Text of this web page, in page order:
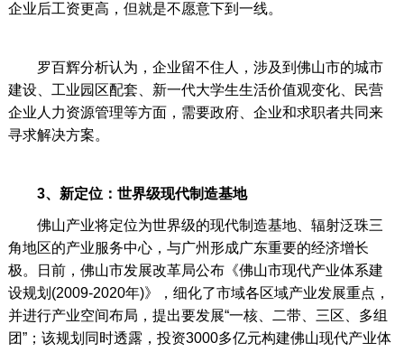
企业后工资更高，但就是不愿意下到一线。
罗百辉分析认为，企业留不住人，涉及到佛山市的城市
建设、工业园区配套、新一代大学生生活价值观变化、民营
企业人力资源管理等方面，需要政府、企业和求职者共同来
寻求解决方案。
3、新定位：世界级现代制造基地
佛山产业将定位为世界级的现代制造基地、辐射泛珠三
角地区的产业服务中心，与广州形成广东重要的经济增长
极。日前，佛山市发展改革局公布《佛山市现代产业体系建
设规划(2009-2020年)》，细化了市域各区域产业发展重点，
并进行产业空间布局，提出要发展“一核、二带、三区、多组
团”；该规划同时透露，投资3000多亿元构建佛山现代产业体